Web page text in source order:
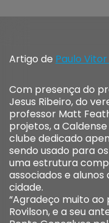
Artigo de Paulo
Com presença do
Jesus Ribeiro, do
professor Matt
projetos, a
clube dedicado
sendo usado para
uma estrutura
associados e
cidade.
“Agradeço muito ao
Rovilson, e a seu